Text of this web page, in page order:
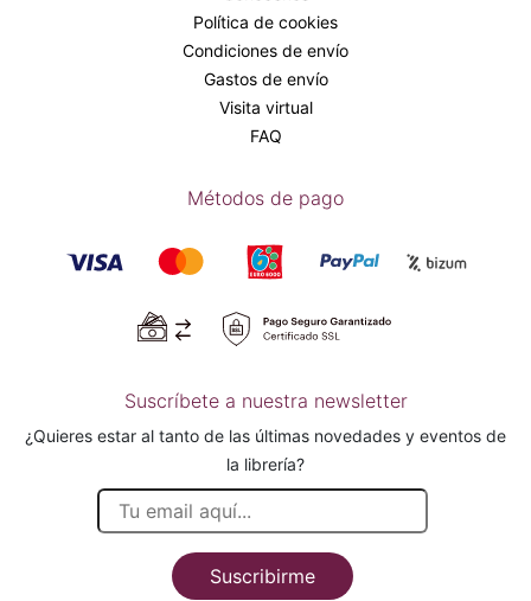
Política de cookies
Condiciones de envío
Gastos de envío
Visita virtual
FAQ
Métodos de pago
Suscríbete a nuestra newsletter
¿Quieres estar al tanto de las últimas novedades y eventos de
la librería?
Suscribirme